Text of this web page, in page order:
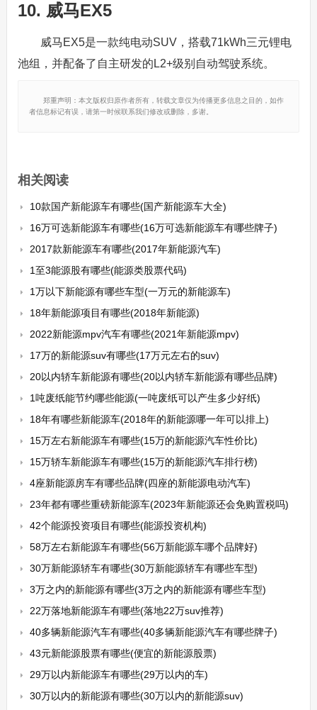
10. 威马EX5
威马EX5是一款纯电动SUV，搭载71kWh三元锂电
池组，并配备了自主研发的L2+级别自动驾驶系统。
郑重声明：本文版权归原作者所有，转载文章仅为传播更多信息之目的，如作
者信息标记有误，请第一时候联系我们修改或删除，多谢。
相关阅读
10款国产新能源车有哪些(国产新能源车大全)
16万可选新能源车有哪些(16万可选新能源车有哪些牌子)
2017款新能源车有哪些(2017年新能源汽车)
1至3能源股有哪些(能源类股票代码)
1万以下新能源有哪些车型(一万元的新能源车)
18年新能源项目有哪些(2018年新能源)
2022新能源mpv汽车有哪些(2021年新能源mpv)
17万的新能源suv有哪些(17万元左右的suv)
20以内轿车新能源有哪些(20以内轿车新能源有哪些品牌)
1吨废纸能节约哪些能源(一吨废纸可以产生多少好纸)
18年有哪些新能源车(2018年的新能源哪一年可以排上)
15万左右新能源车有哪些(15万的新能源汽车性价比)
15万轿车新能源车有哪些(15万的新能源汽车排行榜)
4座新能源房车有哪些品牌(四座的新能源电动汽车)
23年都有哪些重磅新能源车(2023年新能源还会免购置税吗)
42个能源投资项目有哪些(能源投资机构)
58万左右新能源车有哪些(56万新能源车哪个品牌好)
30万新能源轿车有哪些(30万新能源轿车有哪些车型)
3万之内的新能源有哪些(3万之内的新能源有哪些车型)
22万落地新能源车有哪些(落地22万suv推荐)
40多辆新能源汽车有哪些(40多辆新能源汽车有哪些牌子)
43元新能源股票有哪些(便宜的新能源股票)
29万以内新能源车有哪些(29万以内的车)
30万以内的新能源有哪些(30万以内的新能源suv)